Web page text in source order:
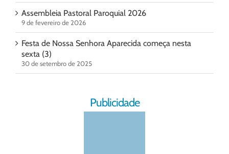
Assembleia Pastoral Paroquial 2026
9 de fevereiro de 2026
Festa de Nossa Senhora Aparecida começa nesta
sexta (3)
30 de setembro de 2025
Publicidade